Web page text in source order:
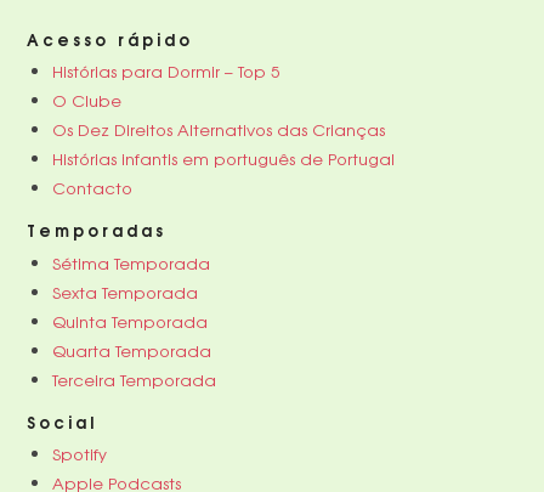
Acesso rápido
Histórias para Dormir – Top 5
O Clube
Os Dez Direitos Alternativos das Crianças
Histórias infantis em português de Portugal
Contacto
Temporadas
Sétima Temporada
Sexta Temporada
Quinta Temporada
Quarta Temporada
Terceira Temporada
Social
Spotify
Apple Podcasts